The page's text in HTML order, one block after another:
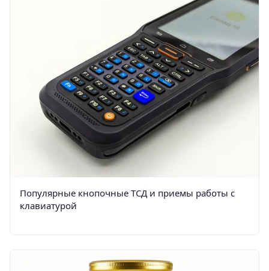
Популярные кнопочные ТСД и приемы работы с
клавиатурой